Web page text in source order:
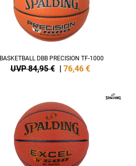
BASKETBALL DBB PRECISION TF-1000
UVP 84,95 € | 76,46 €